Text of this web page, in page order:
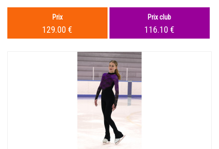
Prix
129.00 €
Prix club
116.10 €